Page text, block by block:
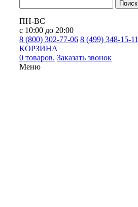
Поиск
ПН-ВС
с 10:00 до 20:00
8 (800) 302-77-06 8 (499) 348-15-11
КОРЗИНА
0 товаров. Заказать звонок
Меню